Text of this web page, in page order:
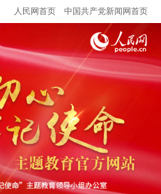
人民网首页 中国共产党新闻网首页